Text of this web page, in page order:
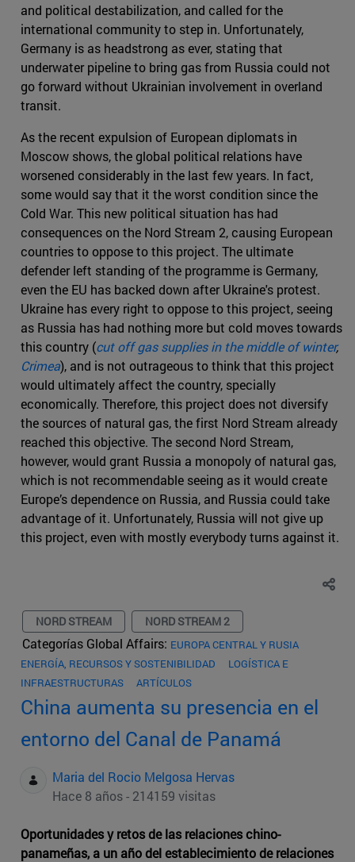
and political destabilization, and called for the
international community to step in. Unfortunately,
Germany is as headstrong as ever, stating that
underwater pipeline to bring gas from Russia could not
go forward without Ukrainian involvement in overland
transit.
As the recent expulsion of European diplomats in
Moscow shows, the global political relations have
worsened considerably in the last few years. In fact,
some would say that it the worst condition since the
Cold War. This new political situation has had
consequences on the Nord Stream 2, causing European
countries to oppose to this project. The ultimate
defender left standing of the programme is Germany,
even the EU has backed down after Ukraine's protest.
Ukraine has every right to oppose to this project, seeing
as Russia has had nothing more but cold moves towards
this country (cut off gas supplies in the middle of winter,
Crimea), and is not outrageous to think that this project
would ultimately affect the country, specially
economically. Therefore, this project does not diversify
the sources of natural gas, the first Nord Stream already
reached this objective. The second Nord Stream,
however, would grant Russia a monopoly of natural gas,
which is not recommendable seeing as it would create
Europe’s dependence on Russia, and Russia could take
advantage of it. Unfortunately, Russia will not give up
this project, even with mostly everybody turns against it.
NORD STREAM NORD STREAM 2
Categorías Global Affairs: EUROPA CENTRAL Y RUSIA
ENERGÍA, RECURSOS Y SOSTENIBILIDAD
LOGÍSTICA E
INFRAESTRUCTURAS
ARTÍCULOS
China aumenta su presencia en el
entorno del Canal de Panamá
Maria del Rocio Melgosa Hervas
Hace 8 años - 214159 visitas
Oportunidades y retos de las relaciones chino-
panameñas, a un año del establecimiento de relaciones